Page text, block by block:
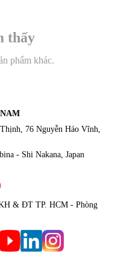
thấy
phẩm khác.
76 Nguyễn Háo Vĩnh,
- Shi Nakana, Japan
& ĐT TP. HCM - Phòng